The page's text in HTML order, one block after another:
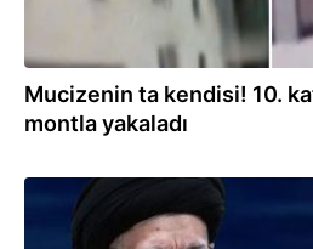
Mucizenin ta kendisi! 10.
montla yakaladı
26.02.2026